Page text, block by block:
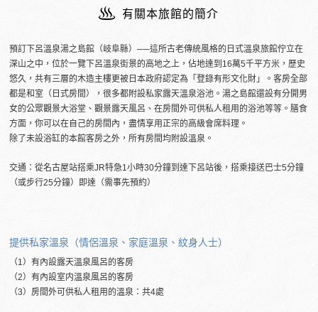
有關本旅館的簡介
預訂下呂溫泉湯之島館（岐阜縣）──這所古老傳統風格的日式溫泉旅館佇立在
深山之中，位於一覽下呂溫泉街景的高地之上，佔地達到16萬5千平方米，歷史
悠久，共有三層的木造主樓更被日本政府認定為「登錄有形文化財」。客房全部
都是和室（日式房間），很多都附設私家露天溫泉浴池。湯之島館還設有分開男
女的公眾觀景大浴堂、觀景露天風呂、在房間外可供私人租用的浴池等等。膳食
方面，你可以在自己的房間內，盡情享用正宗的高級會席料理。
除了未設浴缸的本館客房之外，所有房間均附設溫泉。
交通：從名古屋站搭乘JR特急1小時30分鐘到達下呂站後，搭乘接送巴士5分鐘
（或步行25分鐘）即達（需事先預約）
提供私家溫泉（情侶溫泉、家庭溫泉、紋身人士）
（1）有內設露天溫泉風呂的客房
（2）有內設室内溫泉風呂的客房
（3）房間外可供私人租用的溫泉：共4處